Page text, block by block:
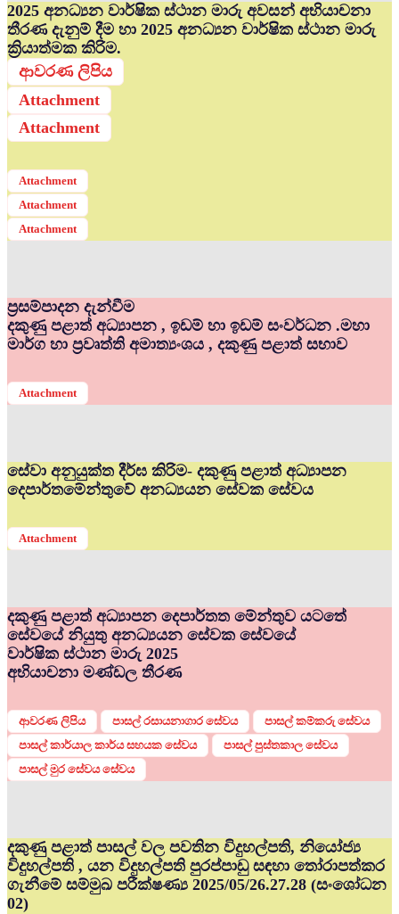
2025 අනධ්‍යන වාර්ෂික ස්ථාන මාරු අවසන් අභියාචනා
තීරණ දැනුම් දීම හා 2025 අනධ්‍යන වාර්ෂික ස්ථාන මාරු
ක්‍රියාත්මක කිරිම.
ආවරණ ලිපිය
Attachment
Attachment
Attachment
Attachment
Attachment
ප්‍රසම්පාදන දැන්වීම
දකුණු පළාත් අධ්‍යාපන , ඉඩම් හා ඉඩම් සංවර්ධන .මහා
මාර්ග හා ප්‍රවෘත්ති අමාත්‍යංශය , දකුණු පළාත් සභාව
Attachment
සේවා අනුයුක්ත දීර්ඝ කිරිම- දකුණු පළාත් අධ්‍යාපන
දෙපාර්තමේන්තුවේ අනධ්‍යයන සේවක සේවය
Attachment
දකුණු පළාත් අධ්‍යාපන දෙපාර්තත මේන්තුව යටතේ
සේවයේ නියුතු අනධ්‍යයන සේවක සේවයේ
වාර්ෂික ස්ථාන මාරු 2025
අභියාචනා මණ්ඩල තීරණ
ආවරණ ලිපිය පාසල් රසායනාගාර සේවය
පාසල් කම්කරු සේවය
පාසල් කාර්යාල කාර්ය සහයක සේවය
පාසල් පුස්තකාල සේවය
පාසල් මුර සේවය සේවය
දකුණු පළාත් පාසල් වල පවතින විදුහල්පති, නියෝජ්‍ය
විදුහල්පති , යන විදුහල්පති පුරප්පාඩු සඳහා තෝරාපත්කර
ගැනීමේ සම්මුඛ පරීක්ෂණ්‍ය 2025/05/26.27.28 (සංශෝධන
02)